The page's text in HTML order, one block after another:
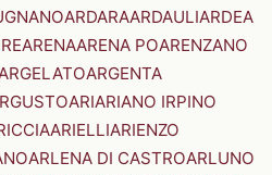
ARDARAARDAULIARDEA
ARENAARENA POARENZANO
ARGENTA
ARIARIANO IRPINO
ARIELLIARIENZO
ARLENA DI CASTROARLUNO